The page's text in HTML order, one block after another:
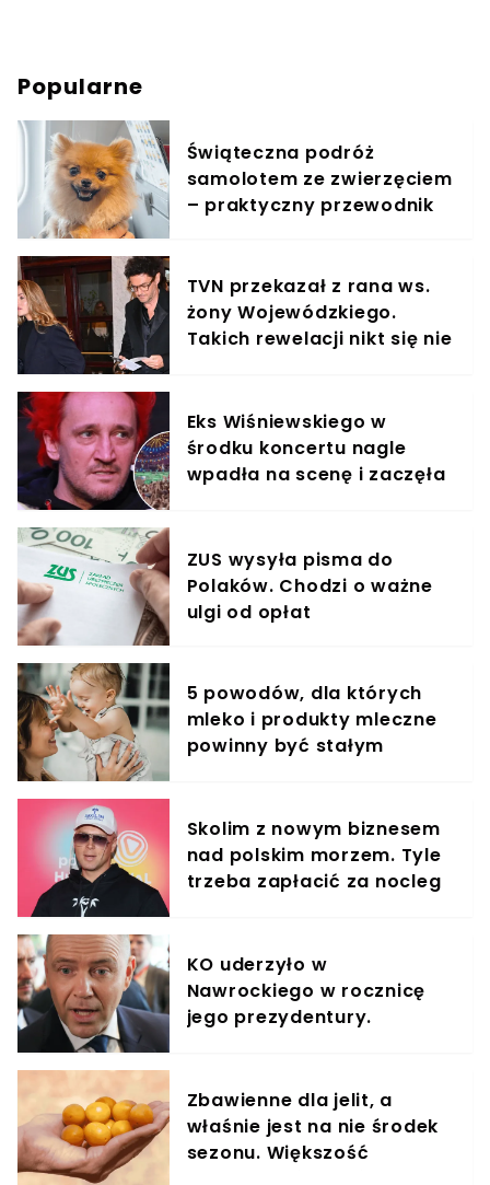
Popularne
Świąteczna podróż
samolotem ze zwierzęciem
– praktyczny przewodnik
TVN przekazał z rana ws.
żony Wojewódzkiego.
Takich rewelacji nikt się nie
Eks Wiśniewskiego w
środku koncertu nagle
wpadła na scenę i zaczęła
ZUS wysyła pisma do
Polaków. Chodzi o ważne
ulgi od opłat
5 powodów, dla których
mleko i produkty mleczne
powinny być stałym
Skolim z nowym biznesem
nad polskim morzem. Tyle
trzeba zapłacić za nocleg
KO uderzyło w
Nawrockiego w rocznicę
jego prezydentury.
Zbawienne dla jelit, a
właśnie jest na nie środek
sezonu. Większość